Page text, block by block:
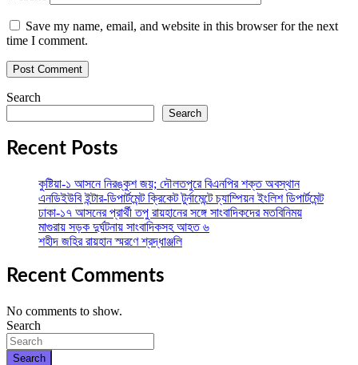
Save my name, email, and website in this browser for the next
time I comment.
Search
Search
Recent Posts
কুষ্টিয়া-১ আসনে নিরঙ্কুশ জয়; দৌলতপুরে বিএনপির শক্ত অবস্থান
এনডিইউবি ইন্টার-ডিপার্টমেন্ট ক্রিকেট টুর্নামেন্টে চ্যাম্পিয়ন ইংলিশ ডিপার্টমেন্ট
ঢাকা-১৭ আসনের প্রার্থী তপু রায়হানের সঙ্গে সাংবাদিকদের মতবিনিময়
মাগুরায় সড়ক দুর্ঘটনায় সাংবাদিকসহ আহত ৬
শহীদ জহির রায়হান স্মরণে শ্রদ্ধাঞ্জলি
Recent Comments
No comments to show.
Search
Search